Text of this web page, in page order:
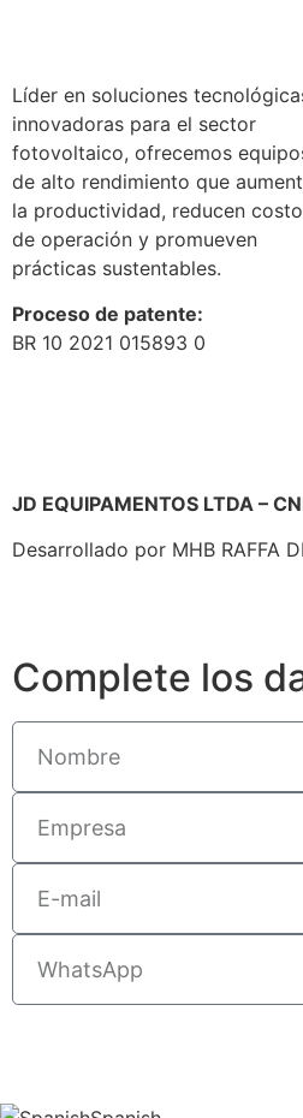
Líder en soluciones
innovadoras para el sector
fotovoltaico, ofrecemos
de alto rendimiento que
la productividad, reducen
de operación y promueven
prácticas sustentables.
Proceso de patente:
BR 10 2021 015893 0
JD EQUIPAMENTOS LTDA –
Desarrollado por MHB RAFFA
Complete los